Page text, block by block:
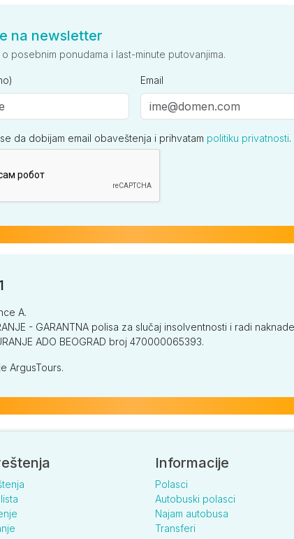
na newsletter
posebnim ponudama i last-minute putovanjima.
Email
da dobijam email obaveštenja i prihvatam politiku privatnosti.
A.
- GARANTNA polisa za slučaj insolventnosti i radi
ADO BEOGRAD broj 470000065393.
ArgusTours.
Informacije
Polasci
Autobuski polasci
Najam autobusa
Transferi